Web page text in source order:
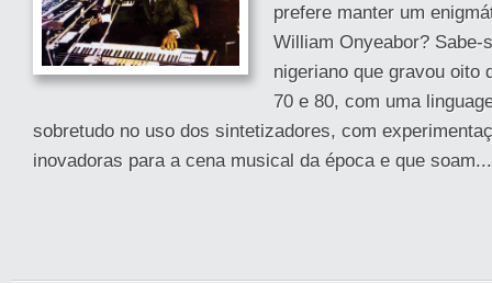
prefere manter um
William Onyeabor? Sabe-
nigeriano que gravou oito
70 e 80, com uma
sobretudo no uso dos sintetizadores, com
inovadoras para a cena musical da época e que soam...